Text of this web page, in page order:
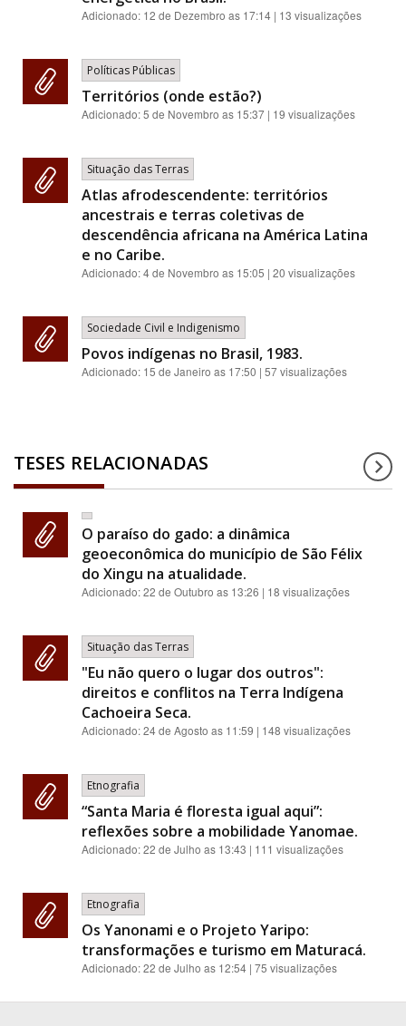
Adicionado: 12 de Dezembro as 17:14 | 13 visualizações
Políticas Públicas
Territórios (onde estão?)
Adicionado:5 de Novembro as 15:37 | 19 visualizações
Situação das Terras
Atlas afrodescendente: territórios
ancestrais e terras coletivas de
descendência africana na América Latina
e no Caribe.
Adicionado:4 de Novembro as 15:05 | 20 visualizações
Sociedade Civil e Indigenismo
Povos indígenas no Brasil, 1983.
Adicionado: 15 de Janeiro as 17:50 | 57 visualizações
TESES RELACIONADAS
O paraíso do gado: a dinâmica
geoeconômica do município de São Félix
do Xingu na atualidade.
Adicionado:22 de Outubro as 13:26 | 18 visualizações
Situação das Terras
"Eu não quero o lugar dos outros":
direitos e conflitos na Terra Indígena
Cachoeira Seca.
Adicionado:24 de Agosto as 11:59 | 148 visualizações
Etnografia
“Santa Maria é floresta igual aqui”:
reflexões sobre a mobilidade Yanomae.
Adicionado:22 de Julho as 13:43 | 111 visualizações
Etnografia
Os Yanonami e o Projeto Yaripo:
transformações e turismo em Maturacá.
Adicionado:22 de Julho as 12:54 | 75 visualizações